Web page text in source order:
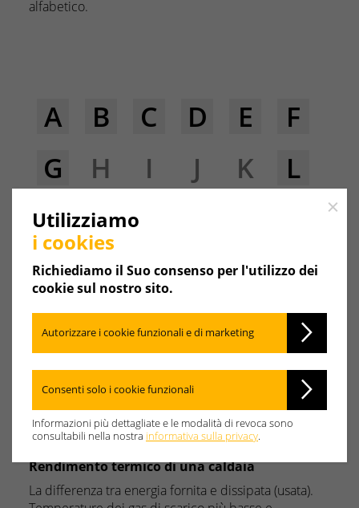
alfabetico.
A B C D E
F
G
H I J K
L
M
N
S
T U V W
X
Y
Z
Rendimento normizzato
Rapporto tra l'energia fornita e l'energia fornita in un
determinato periodo.
Rendimento termico di una caldaia
La differenza tra energia fornita e dissipata (usata).
Close
Utilizziamo
i cookies
Richiediamo il Suo consenso per l'utilizzo dei
cookie sul nostro sito.
Autorizzare i cookie funzionali e di marketing
Consenti solo i cookie funzionali
Informazioni più dettagliate e le modalità di revoca sono
consultabili nella nostra informativa sulla privacy.